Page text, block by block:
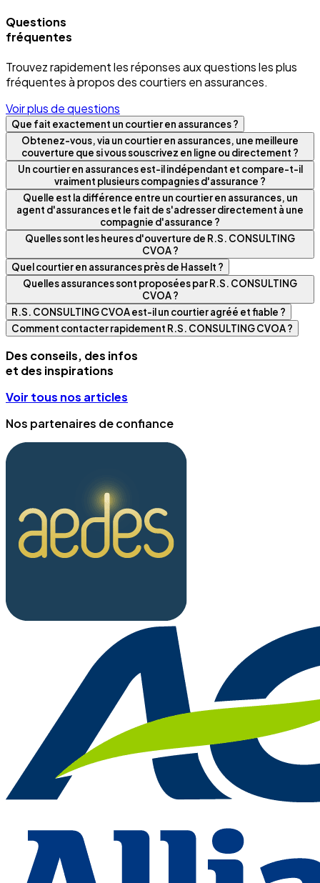
Questions
fréquentes
Trouvez rapidement les réponses aux questions les plus
fréquentes à propos des courtiers en assurances.
Voir plus de questions
Que fait exactement un courtier en assurances ?
Obtenez-vous, via un courtier en assurances, une meilleure
couverture que si vous souscrivez en ligne ou directement ?
Un courtier en assurances est-il indépendant et compare-t-il
vraiment plusieurs compagnies d'assurance ?
Quelle est la différence entre un courtier en assurances, un
agent d'assurances et le fait de s'adresser directement à une
compagnie d'assurance ?
Quelles sont les heures d'ouverture de R.S. CONSULTING
CVOA ?
Quel courtier en assurances près de Hasselt ?
Quelles assurances sont proposées par R.S. CONSULTING
CVOA ?
R.S. CONSULTING CVOA est-il un courtier agréé et fiable ?
Comment contacter rapidement R.S. CONSULTING CVOA ?
Des conseils, des infos
et des inspirations
Voir tous nos articles
Nos partenaires de confiance